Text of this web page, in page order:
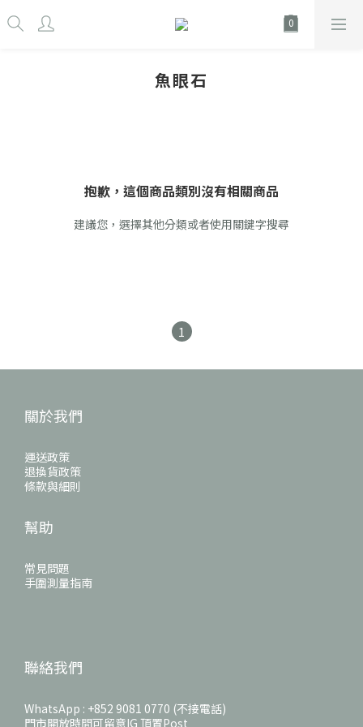
魚眼石
抱歉，這個商品類別沒有相關商品
建議您，選擇其他分類或者使用關鍵字搜尋
1
關於我們
運送政策
退換貨政策
條款與細則
幫助
常見問題
手圍測量指南
聯絡我們
WhatsApp : +852 9081 0770 (不接電話)
門市開放時間可留意IG 頂置Post